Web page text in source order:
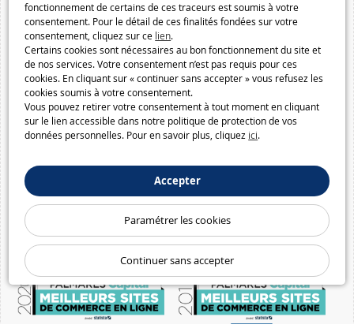
fonctionnement de certains de ces traceurs est soumis à votre
consentement. Pour le détail de ces finalités fondées sur votre
consentement, cliquez sur ce lien.
Certains cookies sont nécessaires au bon fonctionnement du site et
de nos services. Votre consentement n’est pas requis pour ces
cookies. En cliquant sur « continuer sans accepter » vous refusez les
cookies soumis à votre consentement.
Vous pouvez retirer votre consentement à tout moment en cliquant
sur le lien accessible dans notre politique de protection de vos
données personnelles. Pour en savoir plus, cliquez ici.
Accepter
Paramétrer les cookies
Continuer sans accepter